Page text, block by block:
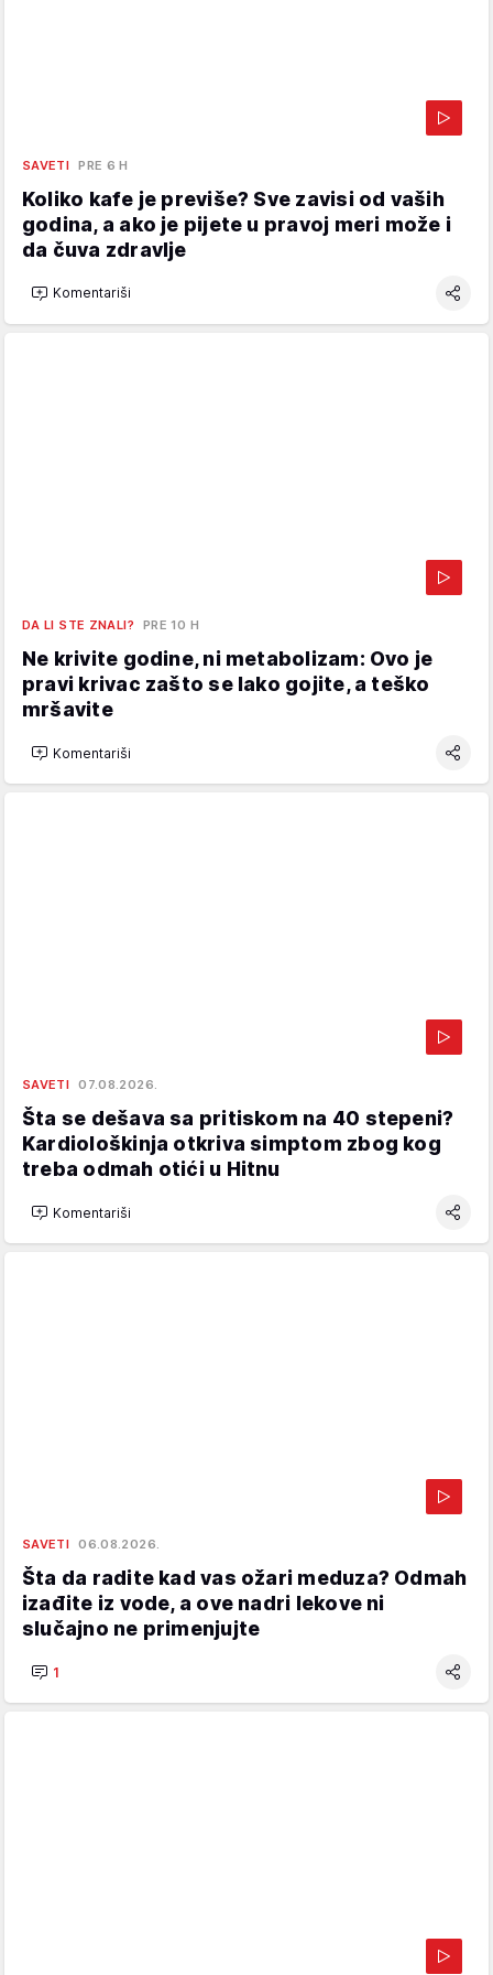
SAVETI PRE 6 H
Koliko kafe je previše? Sve zavisi od vaših
godina, a ako je pijete u pravoj meri može i
da čuva zdravlje
Komentariši
DA LI STE ZNALI? PRE 10 H
Ne krivite godine, ni metabolizam: Ovo je
pravi krivac zašto se lako gojite, a teško
mršavite
Komentariši
SAVETI 07.08.2026.
Šta se dešava sa pritiskom na 40 stepeni?
Kardiološkinja otkriva simptom zbog kog
treba odmah otići u Hitnu
Komentariši
SAVETI 06.08.2026.
Šta da radite kad vas ožari meduza? Odmah
izađite iz vode, a ove nadri lekove ni
slučajno ne primenjujte
1